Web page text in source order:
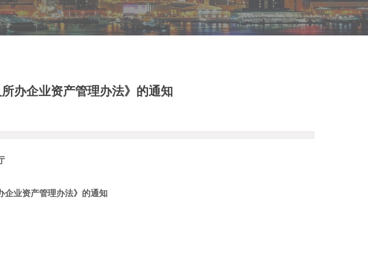
办企业资产管理办法》的通知
企业资产管理办法》的通知